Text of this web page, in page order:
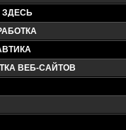
ЗДЕСЬ
ВЕБ-САЙТОВ